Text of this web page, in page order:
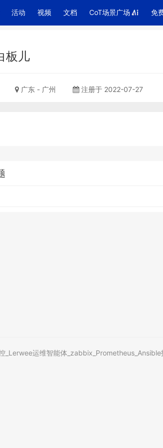
活动 视频 文档 CoT场景广场 免
板儿
广东 - 广州 注册于 2022-07-27
_Lerwee运维智能体